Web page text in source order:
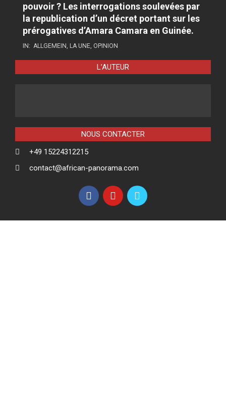
pouvoir ? Les interrogations soulevées par
la republication d’un décret portant sur les
prérogatives d’Amara Camara en Guinée.
IN: ALLGEMEIN LA UNE OPINION
L’AUTEUR
NOUS CONTACTER
+49 15224312215
contact@african-panorama.com